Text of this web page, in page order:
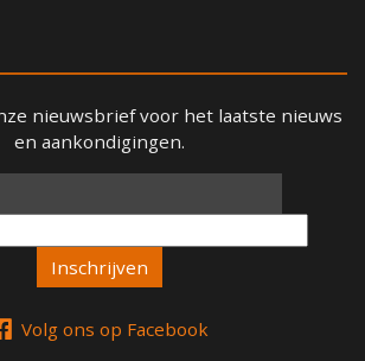
nieuwsbrief voor het laatste nieuws
en aankondigingen.
Email
Volg ons op Facebook